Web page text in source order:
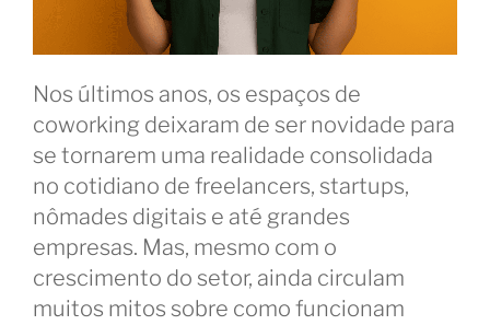
Nos últimos anos, os espaços de
coworking deixaram de ser novidade para
se tornarem uma realidade consolidada
no cotidiano de freelancers, startups,
nômades digitais e até grandes
empresas. Mas, mesmo com o
crescimento do setor, ainda circulam
muitos mitos sobre como funcionam